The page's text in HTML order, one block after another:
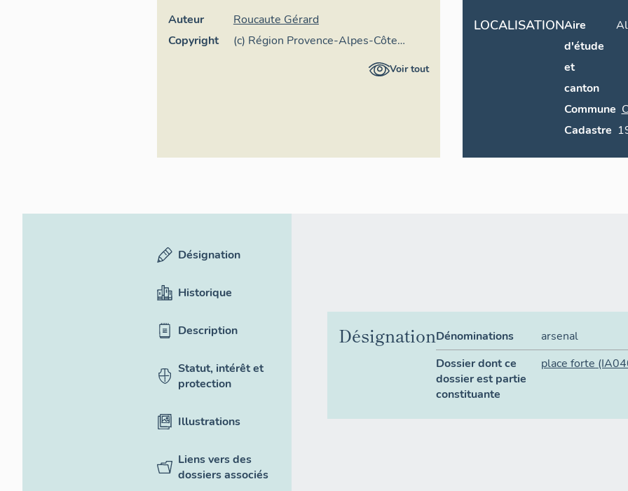
Auteur
Roucaute Gérard
Copyright
(c) Région Provence-Alpes-Côte
Voir tout
LOCALISATIONAire
d'étude
et
canton
Commune
Cadastre
Désignation
Historique
Description
Statut, intérêt et
protection
Illustrations
Liens vers des
dossiers associés
DésignationDénominations
arsenal
Dossier dont ce
dossier est partie
constituante
place forte